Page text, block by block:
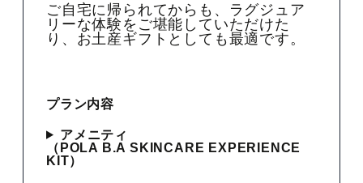
ご自宅に帰られてからも、ラグジュア
リーな体験をご堪能していただけた
り、お土産ギフトとしても最適です。
プラン内容
アメニティ
（POLA B.A SKINCARE EXPERIENCE
KIT）